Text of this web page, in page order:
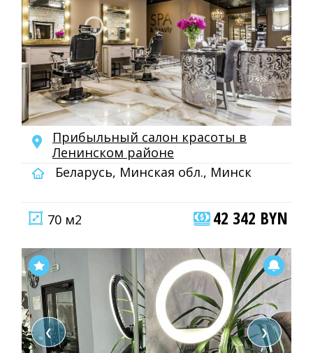
Прибыльный салон красоты в
Ленинском районе
Беларусь, Минская обл., Минск
70 м2 42 342 BYN
❮ ❯